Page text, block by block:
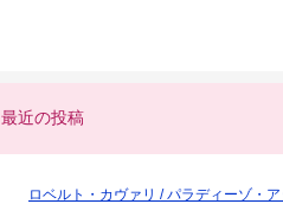
最近の投稿
ロベルト・カヴァリ / パラディーゾ・ア